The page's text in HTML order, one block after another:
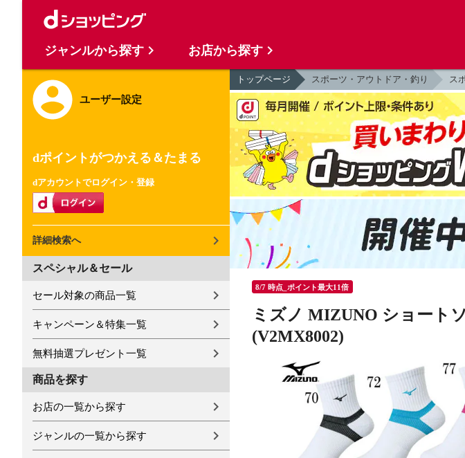
ユーザー設定
dポイントがつかえる＆たまる
dアカウントでログイン・登録
詳細検索へ
スペシャル＆セール
セール対象の商品一覧
キャンペーン＆特集一覧
無料抽選プレゼント一覧
商品を探す
お店の一覧から探す
ジャンルの一覧から探す
トップページ スポーツ・アウトドア・釣り ス
8/7 時点_ポイント最大11倍
ミズノ MIZUNO ショート
(V2MX8002)
ジャンルから探す お店から探す